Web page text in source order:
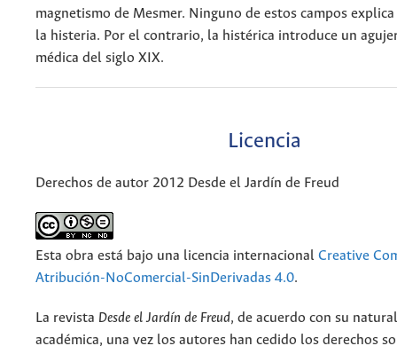
magnetismo de Mesmer. Ninguno de estos campos
la histeria. Por el contrario, la histérica introduce un
médica del siglo XIX.
Licencia
Derechos de autor 2012 Desde el Jardín de Freud
Esta obra está bajo una licencia internacional Creative
Atribución-NoComercial-SinDerivadas 4.0.
La revista Desde el Jardín de Freud, de acuerdo con su
académica, una vez los autores han cedido los derechos